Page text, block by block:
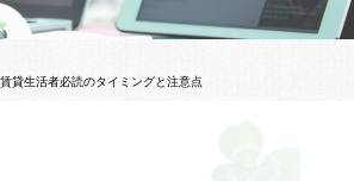
貸生活者必読のタイミングと注意点